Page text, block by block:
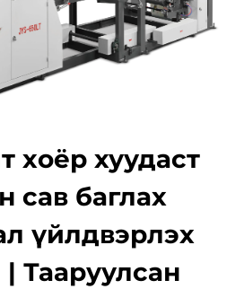
хоёр хуудаст
сав баглах
үйлдвэрлэх
Тааруулсан